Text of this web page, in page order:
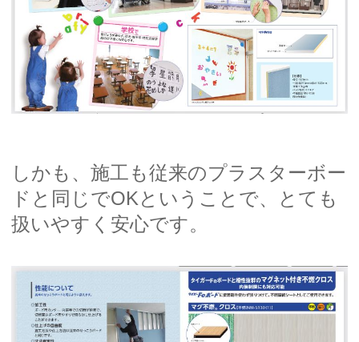
しかも、施工も従来のプラスターボー
ドと同じでOKということで、とても
扱いやすく安心です。